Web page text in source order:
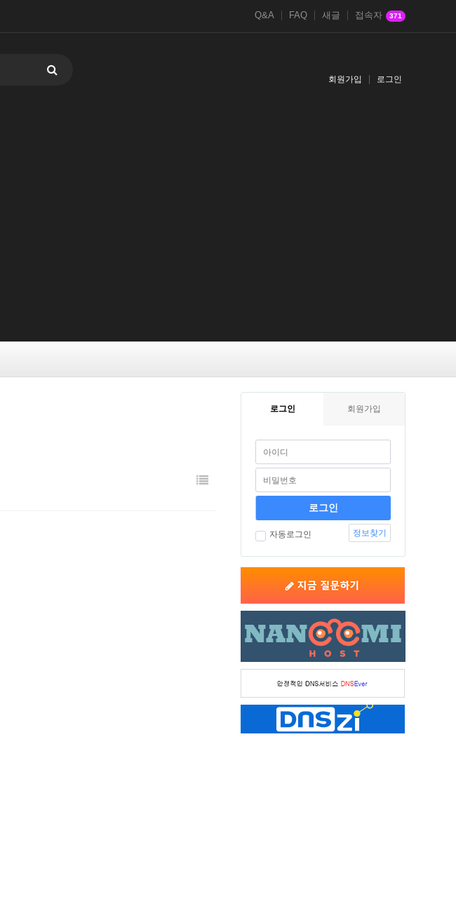
Q&A FAQ 새글 접속자 371
회원가입 로그인
로그인 회원가입
자동로그인 정보찾기